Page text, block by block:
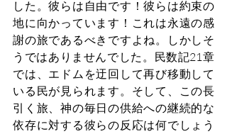
した。彼らは自由です！彼らは約束の
地に向かっています！これは永遠の感
謝の旅であるべきですよね。しかしそ
うではありませんでした。民数記21章
では、エドムを迂回して再び移動して
いる民が見られます。そして、この長
引く旅、神の毎日の供給への継続的な
依存に対する彼らの反応は何でしょう